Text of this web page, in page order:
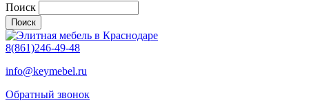
Поиск
8(861)246-49-48
info@keymebel.ru
Обратный звонок